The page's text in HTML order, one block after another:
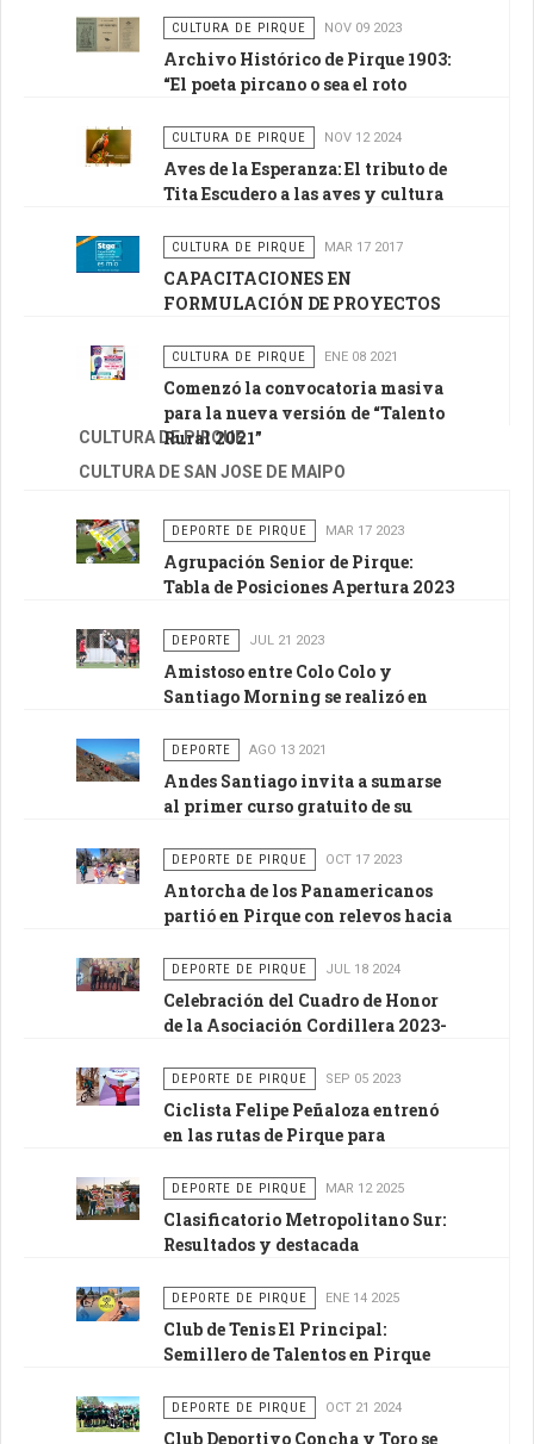
CULTURA DE PIRQUE NOV 09 2023
Archivo Histórico de Pirque 1903:
“El poeta pircano o sea el roto
CULTURA DE PIRQUE NOV 12 2024
Aves de la Esperanza: El tributo de
Tita Escudero a las aves y cultura
CULTURA DE PIRQUE MAR 17 2017
CAPACITACIONES EN
FORMULACIÓN DE PROYECTOS
CULTURA DE PIRQUE ENE 08 2021
Comenzó la convocatoria masiva
para la nueva versión de “Talento
Rural 2021”
CULTURA DE PIRQUE
CULTURA DE SAN JOSE DE MAIPO
DEPORTE DE PIRQUE MAR 17 2023
Agrupación Senior de Pirque:
Tabla de Posiciones Apertura 2023
DEPORTE JUL 21 2023
Amistoso entre Colo Colo y
Santiago Morning se realizó en
DEPORTE AGO 13 2021
Andes Santiago invita a sumarse
al primer curso gratuito de su
DEPORTE DE PIRQUE OCT 17 2023
Antorcha de los Panamericanos
partió en Pirque con relevos hacia
Pintana
DEPORTE DE PIRQUE JUL 18 2024
Celebración del Cuadro de Honor
de la Asociación Cordillera 2023-
DEPORTE DE PIRQUE SEP 05 2023
Ciclista Felipe Peñaloza entrenó
en las rutas de Pirque para
Panamericanos
DEPORTE DE PIRQUE MAR 12 2025
Clasificatorio Metropolitano Sur:
Resultados y destacada
DEPORTE DE PIRQUE ENE 14 2025
Club de Tenis El Principal:
Semillero de Talentos en Pirque
DEPORTE DE PIRQUE OCT 21 2024
Club Deportivo Concha y Toro se